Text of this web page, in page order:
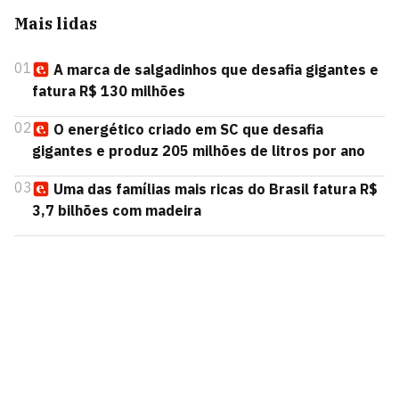
Mais lidas
01
A marca de salgadinhos que desafia gigantes e
fatura R$ 130 milhões
02
O energético criado em SC que desafia
gigantes e produz 205 milhões de litros por ano
03
Uma das famílias mais ricas do Brasil fatura R$
3,7 bilhões com madeira